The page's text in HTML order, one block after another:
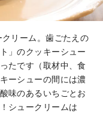
リーム。歯ごたえの
」のクッキーシュー
たです（取材中、食
ーシューの間には濃
味のあるいちごとお
シュークリームは